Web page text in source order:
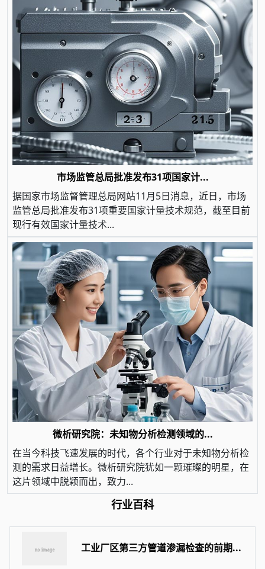
市场监管总局批准发布31项国家计...
据国家市场监督管理总局网站11月5日消息，近日，市场
监管总局批准发布31项重要国家计量技术规范，截至目前
现行有效国家计量技术...
微析研究院：未知物分析检测领域的...
在当今科技飞速发展的时代，各个行业对于未知物分析检
测的需求日益增长。微析研究院犹如一颗璀璨的明星，在
这片领域中脱颖而出，致力...
行业百科
工业厂区第三方管道渗漏检查的前期...